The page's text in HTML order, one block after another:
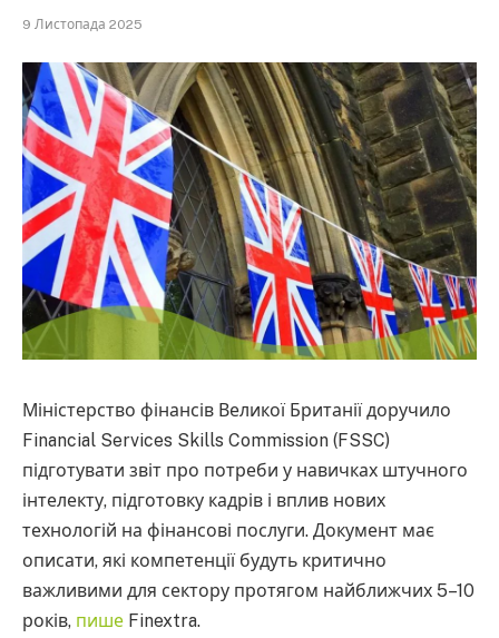
9 Листопада 2025
Міністерство фінансів Великої Британії доручило
Financial Services Skills Commission (FSSC)
підготувати звіт про потреби у навичках штучного
інтелекту, підготовку кадрів і вплив нових
технологій на фінансові послуги. Документ має
описати, які компетенції будуть критично
важливими для сектору протягом найближчих 5–10
років, пише Finextra.